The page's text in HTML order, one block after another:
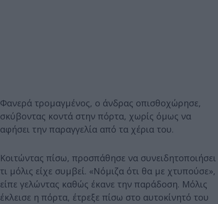
Φανερά τρομαγμένος, ο άνδρας οπισθοχώρησε,
σκύβοντας κοντά στην πόρτα, χωρίς όμως να
αφήσει την παραγγελία από τα χέρια του.
Κοιτώντας πίσω, προσπάθησε να συνειδητοποιήσει
τι μόλις είχε συμβεί. «Νόμιζα ότι θα με χτυπούσε»,
είπε γελώντας καθώς έκανε την παράδοση. Μόλις
έκλεισε η πόρτα, έτρεξε πίσω στο αυτοκίνητό του